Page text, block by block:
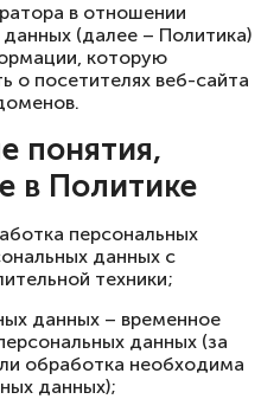
в отношении
(далее – Политика)
которую
о посетителях веб-сайта
понятия,
в Политике
персональных
данных с
техники;
данных – временное
данных (за
обработка необходима
данных);